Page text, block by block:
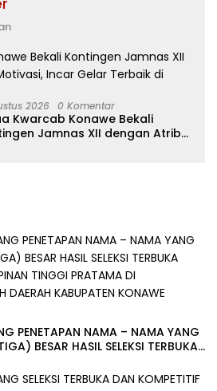
2026 0 Komentar
Kwarcab Konawe Bekali
Jamnas XII dengan Atribut
PENETAPAN NAMA – NAMA YANG
BESAR HASIL SELEKSI TERBUKA
DAERAH KABUPATEN KONAWE